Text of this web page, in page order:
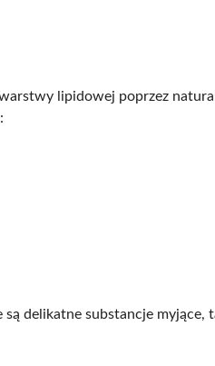
lipidowej poprzez
delikatne substancje myjące,